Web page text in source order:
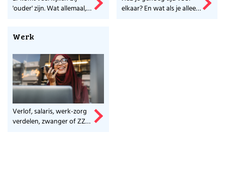
'ouder' zijn. Wat allemaal,
elkaar? En wat als je alleen
Werk
Verlof, salaris, werk-zorg
verdelen, zwanger of ZZP-